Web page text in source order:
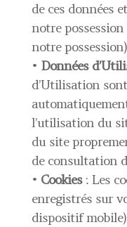
de ces données
notre
notre
• Données
d’Utilisation
l’utilisation du
du site
de consultation
• Cookies: Les
enregistrés sur
dispositif